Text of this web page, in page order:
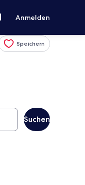
Anmelden
Speichern
Suchen